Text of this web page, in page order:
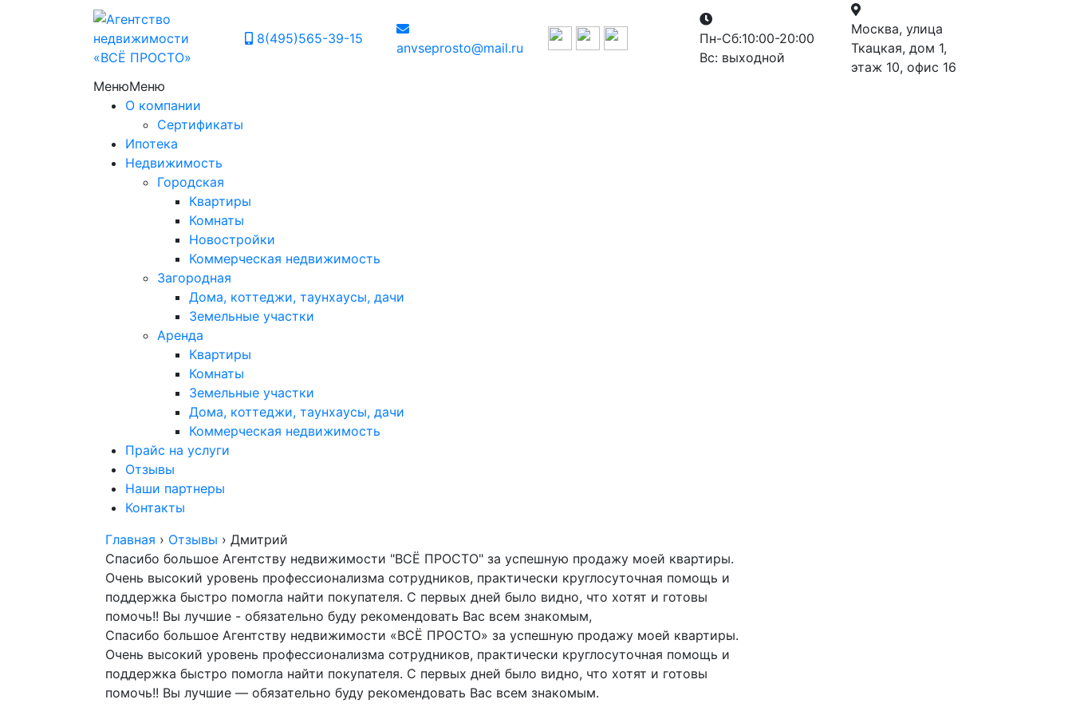
8(495)565-39-15
anvseprosto@mail.ru
Пн-Сб:10:00-20:00
Вс: выходной
Москва, улица
Ткацкая, дом 1,
этаж 10, офис 16
МенюМеню
О компании
Сертификаты
Ипотека
Недвижимость
Городская
Квартиры
Комнаты
Новостройки
Коммерческая недвижимость
Загородная
Дома, коттеджи, таунхаусы, дачи
Земельные участки
Аренда
Квартиры
Комнаты
Земельные участки
Дома, коттеджи, таунхаусы, дачи
Коммерческая недвижимость
Прайс на услуги
Отзывы
Наши партнеры
Контакты
Главная › Отзывы › Дмитрий
Спасибо большое Агентству недвижимости "ВСЁ ПРОСТО" за успешную продажу моей квартиры.
Очень высокий уровень профессионализма сотрудников, практически круглосуточная помощь и
поддержка быстро помогла найти покупателя. С первых дней было видно, что хотят и готовы
помочь!! Вы лучшие - обязательно буду рекомендовать Вас всем знакомым,
Спасибо большое Агентству недвижимости «ВСЁ ПРОСТО» за успешную продажу моей квартиры.
Очень высокий уровень профессионализма сотрудников, практически круглосуточная помощь и
поддержка быстро помогла найти покупателя. С первых дней было видно, что хотят и готовы
помочь!! Вы лучшие — обязательно буду рекомендовать Вас всем знакомым.